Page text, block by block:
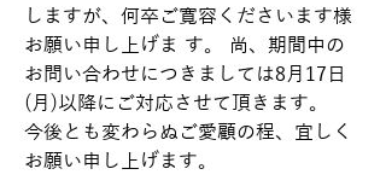
しますが、何卒ご寛容くださいます様
お願い申し上げま す。 尚、期間中の
お問い合わせにつきましては8⽉17⽇
(月)以降にご対応させて頂きます。
今後とも変わらぬご愛顧の程、宜しく
お願い申し上げます。